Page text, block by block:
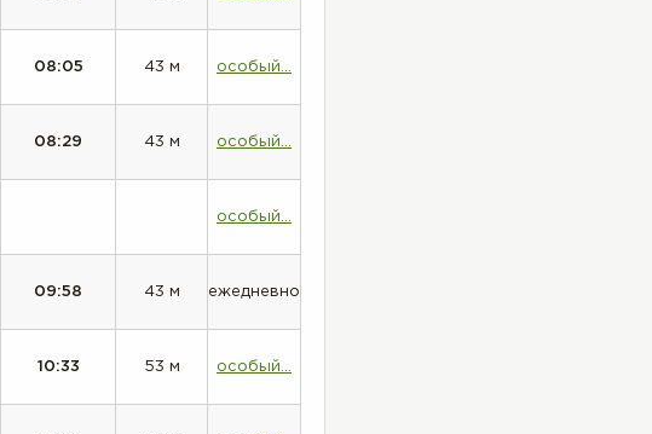
08:05 43 м особый...
08:29 43 м особый...
особый...
09:58 43 м ежедневно
10:33 53 м особый...